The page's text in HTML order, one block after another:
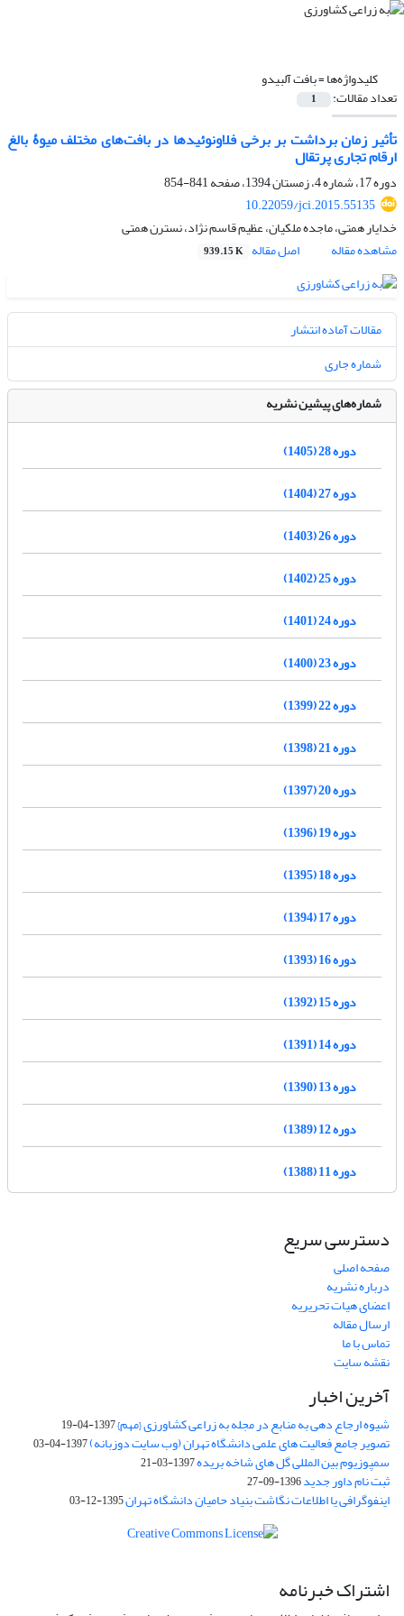
کلیدواژه‌ها =بافت آلبیدو
تعداد مقالات: 1
تأثیر زمان برداشت بر برخی فلاونوئیدها در بافت‌های مختلف میوۀ بالغ
ارقام تجاری پرتقال
دوره 17، شماره 4، زمستان 1394، صفحه
841-854
10.22059/jci.2015.55135
خدایار همتی، ماجده ملکیان، عظیم قاسم نژاد، نسترن همتی
مشاهده مقاله
اصل مقاله 939.15 K
مقالات آماده انتشار
شماره جاری
شماره‌های پیشین نشریه
دوره 28 (1405)
دوره 27 (1404)
دوره 26 (1403)
دوره 25 (1402)
دوره 24 (1401)
دوره 23 (1400)
دوره 22 (1399)
دوره 21 (1398)
دوره 20 (1397)
دوره 19 (1396)
دوره 18 (1395)
دوره 17 (1394)
دوره 16 (1393)
دوره 15 (1392)
دوره 14 (1391)
دوره 13 (1390)
دوره 12 (1389)
دوره 11 (1388)
دسترسی سریع
صفحه اصلی
درباره نشریه
اعضای هیات تحریریه
ارسال مقاله
تماس با ما
نقشه سایت
آخرین اخبار
شیوه ارجاع دهی به منابع در مجله به زراعی کشاورزی {مهم}1397-04-19
تصویر جامع فعالیت های علمی دانشگاه تهران (وب سایت دوزبانه)1397-04-03
سمپوزیوم بین المللی گل های شاخه بریده1397-03-21
ثبت نام داور جدید1396-09-27
اینفوگرافی یا اطلاعات نگاشت بنیاد حامیان دانشگاه تهران1395-12-03
اشتراک خبرنامه